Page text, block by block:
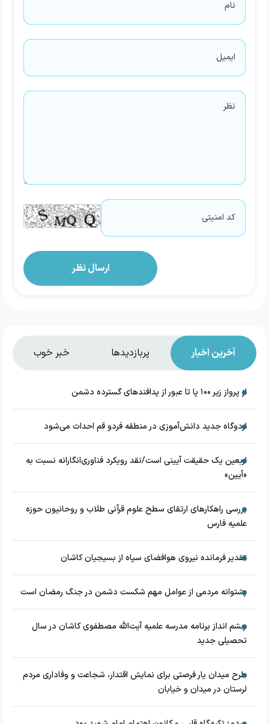
آخرین اخبار پربازدیدها خبر خوب
از پرواز زیر ۱۰۰ پا تا عبور از پدافند‌های گسترده دشمن
اردوگاه جدید دانش‌آموزی در منطقه فردو قم احداث می‌شود
اربعین یک حقیقت آیینی است/نقد رویکرد فناوری‌انگارانه نسبت به
«آیین»
بررسی راهکارهای ارتقای سطح علوم قرآنی طلاب و روحانیون حوزه
علمیه فارس
تقدیر فرمانده نیروی هوافضای سپاه از بسیجیان کاشان
پشتوانه مردمی از عوامل مهم شکست دشمن در جنگ رمضان است
چشم‌ انداز برنامه مدرسه علمیه آیت‌الله مصطفوی کاشان در سال
تحصیلی جدید
طرح میدان یار فرصتی برای نمایش اقتدار، شجاعت و وفاداری مردم
لرستان در میدان و خیابان